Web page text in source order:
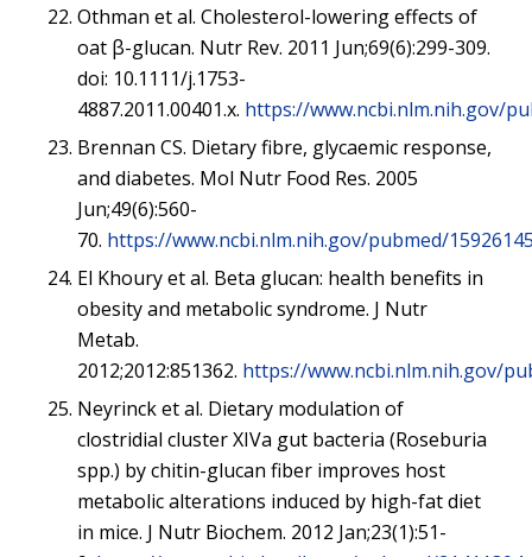
Othman et al. Cholesterol-lowering effects of
oat β-glucan. Nutr Rev. 2011 Jun;69(6):299-309.
doi: 10.1111/j.1753-
4887.2011.00401.x. https://www.ncbi.nlm.nih.gov/
Brennan CS. Dietary fibre, glycaemic response,
and diabetes. Mol Nutr Food Res. 2005
Jun;49(6):560-
70. https://www.ncbi.nlm.nih.gov/pubmed/
El Khoury et al. Beta glucan: health benefits in
obesity and metabolic syndrome. J Nutr
Metab.
2012;2012:851362. https://www.ncbi.nlm.nih.gov/
Neyrinck et al. Dietary modulation of
clostridial cluster XIVa gut bacteria (Roseburia
spp.) by chitin-glucan fiber improves host
metabolic alterations induced by high-fat diet
in mice. J Nutr Biochem. 2012 Jan;23(1):51-